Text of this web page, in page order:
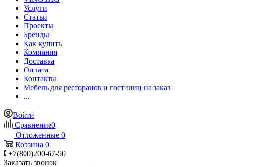
Услуги
Статьи
Проекты
Бренды
Как купить
Компания
Доставка
Оплата
Контакты
Мебель для ресторанов и гостиниц на заказ
...
Войти
Сравнение0
Отложенные 0
Корзина 0
+7(800)200-67-50
Заказать звонок